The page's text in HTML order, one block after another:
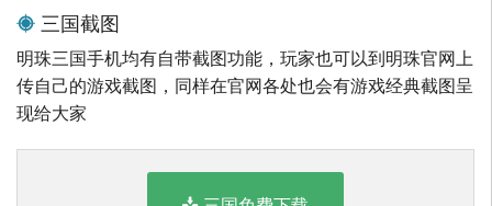
三国截图
明珠三国手机均有自带截图功能，玩家也可以到明珠官网上
传自己的游戏截图，同样在官网各处也会有游戏经典截图呈
现给大家